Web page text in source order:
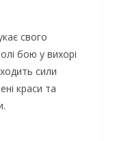
свого
бою у вихорі
сили
краси та